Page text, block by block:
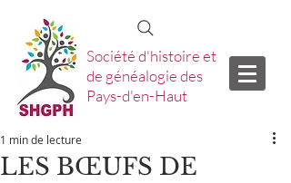
Société d'histoire et
de généalogie des
Pays-d'en-Haut
LES BŒUFS DE
1 min de lecture